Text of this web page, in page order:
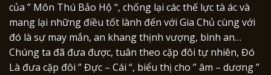
của ” Môn Thú Bảo Hộ “, chống lại các thế lực tà ác và
mang lại những điều tốt lành đến với Gia Chủ cùng với
đó là sự may mắn, an khang thịnh vượng, bình an…
Chúng ta đã đưa được, tuân theo cặp đôi tự nhiên, Đó
Là đưa cặp đôi ” Đực – Cái “, biểu thị cho ” âm – dương ”